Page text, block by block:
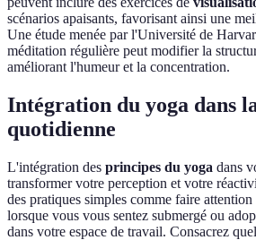
scénarios apaisants, favorisant ainsi une
Une étude menée par l'Université de
méditation régulière peut modifier la
améliorant l'humeur et la concentration.
Intégration du yoga dans
quotidienne
L'intégration des principes du yoga dans
transformer votre perception et votre
des pratiques simples comme faire
lorsque vous vous sentez submergé ou
dans votre espace de travail. Consacrez